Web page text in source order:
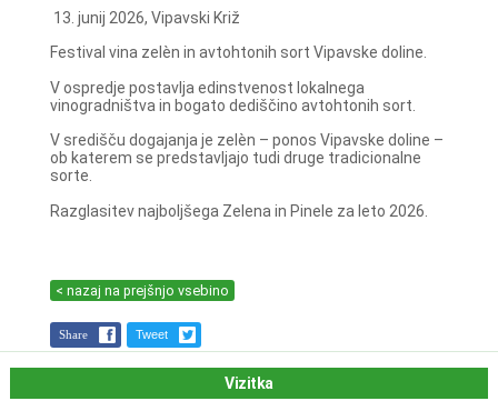
13. junij 2026, Vipavski Križ
Festival vina zelèn in avtohtonih sort Vipavske doline.
V ospredje postavlja edinstvenost lokalnega
vinogradništva in bogato dediščino avtohtonih sort.
V središču dogajanja je zelèn – ponos Vipavske doline –
ob katerem se predstavljajo tudi druge tradicionalne
sorte.
Razglasitev najboljšega Zelena in Pinele za leto 2026.
< nazaj na prejšnjo vsebino
Share Tweet
Vizitka